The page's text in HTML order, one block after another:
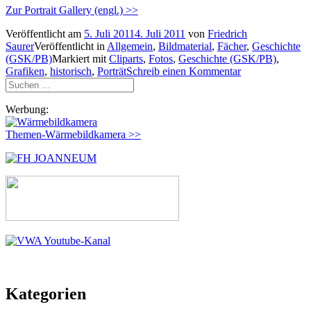
Zur Portrait Gallery (engl.) >>
Veröffentlicht am 5. Juli 20114. Juli 2011 von Friedrich
SaurerVeröffentlicht in Allgemein, Bildmaterial, Fächer, Geschichte
(GSK/PB)Markiert mit Cliparts, Fotos, Geschichte (GSK/PB),
Grafiken, historisch, PorträtSchreib einen Kommentar
Suchen
nach:
Werbung:
Themen-Wärmebildkamera >>
Kategorien